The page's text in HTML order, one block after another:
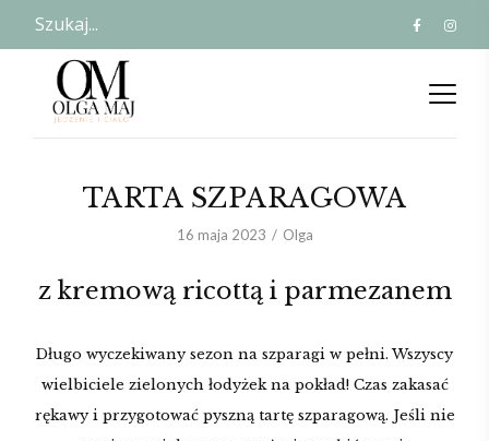
TARTA SZPARAGOWA
16 maja 2023 Olga
z kremową ricottą i parmezanem
Długo wyczekiwany sezon na szparagi w pełni. Wszyscy
wielbiciele zielonych łodyżek na pokład! Czas zakasać
rękawy i przygotować pyszną tartę szparagową. Jeśli nie